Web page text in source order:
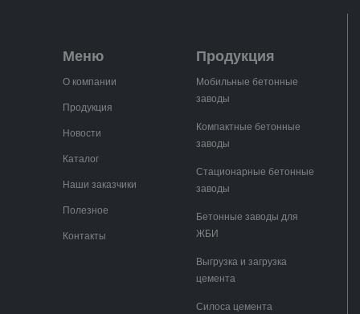
Меню
О компании
Продукция
Новости
Каталог
Наши заказчики
Полезное
Контакты
Продукция
Мобильные бетонные
заводы
Компактные бетонные
заводы
Стационарные бетонные
заводы
Бетонные заводы для
ЖБИ
Выгрузка и загрузка
цемента
Силоса цемента